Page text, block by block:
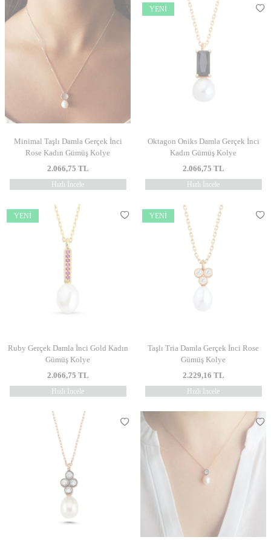
Minimal Taşlı Damla Gerçek İnci
Rose Kadın Gümüş Kolye
2.066,75 TL
Hızlı İncele
YENI
Oktagon Oniks Damla Gerçek İnci
Kadın Gümüş Kolye
2.066,75 TL
Hızlı İncele
YENI
Ruby Gerçek Damla İnci Gold Kadın
Gümüş Kolye
2.066,75 TL
Hızlı İncele
YENI
Taşlı Tria Damla Gerçek İnci Rose
Gümüş Kolye
2.229,16 TL
Hızlı İncele